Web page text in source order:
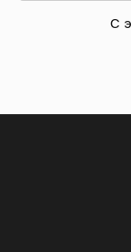
С